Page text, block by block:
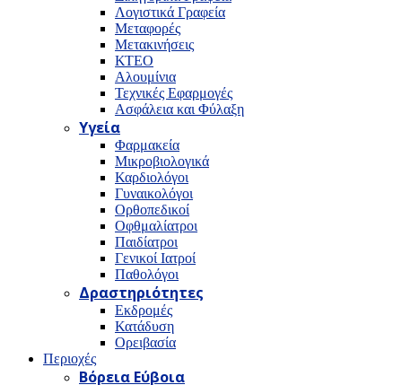
Λογιστικά Γραφεία
Μεταφορές
Μετακινήσεις
ΚΤΕΟ
Αλουμίνια
Τεχνικές Εφαρμογές
Ασφάλεια και Φύλαξη
Υγεία
Φαρμακεία
Μικροβιολογικά
Καρδιολόγοι
Γυναικολόγοι
Ορθοπεδικοί
Οφθμαλίατροι
Παιδίατροι
Γενικοί Ιατροί
Παθολόγοι
Δραστηριότητες
Εκδρομές
Κατάδυση
Ορειβασία
Περιοχές
Βόρεια Εύβοια